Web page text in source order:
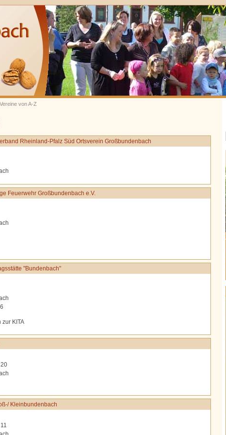
von A-Z
Rheinland-Pfalz Süd Ortsverein Großbundenbach
Feuerwehr Großbundenbach e.V.
"Bundenbach"
KITA
Kleinbundenbach